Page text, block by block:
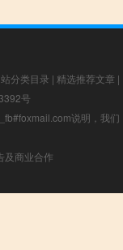
分类目录 | 精选推荐文章 |
号
说明，我们
及商业合作